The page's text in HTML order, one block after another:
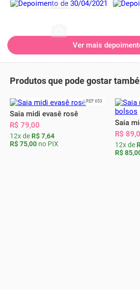
Ver mais
Produtos que pode gostar
REF 653
Saia midi evasê rosê
R$ 79,00
12x de R$ 7,64
R$ 75,00 no PIX
R$
12x de
R$